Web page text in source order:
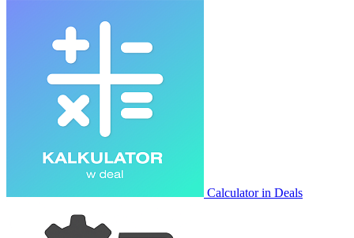
Calculator in Deals